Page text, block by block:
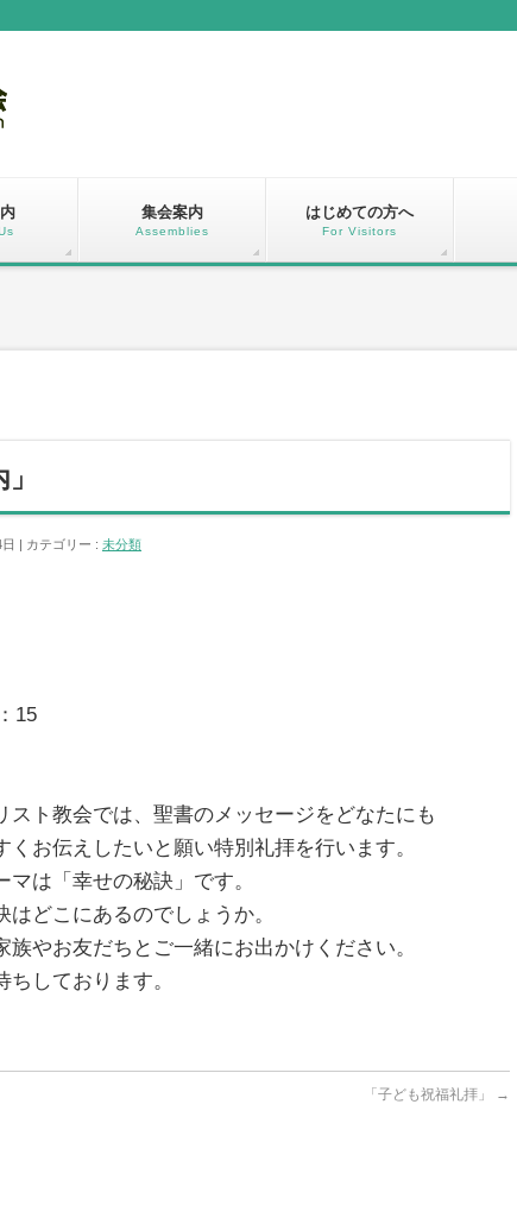
集会案内
Assemblies
はじめての方へ
For Visitors
カテゴリー : 未分類
15
スト教会では、聖書のメッセージをどなたにも
くお伝えしたいと願い特別礼拝を行います。
マは「幸せの秘訣」です。
はどこにあるのでしょうか。
族やお友だちとご一緒にお出かけください。
ちしております。
「子ども祝福礼拝」 →